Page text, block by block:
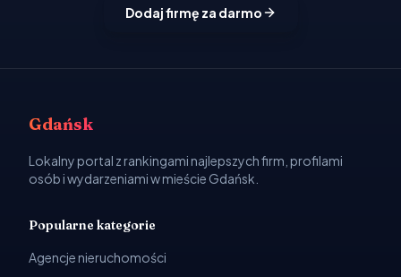
Dodaj firmę za darmo
Gdańsk
Lokalny portal z rankingami najlepszych firm, profilami
osób i wydarzeniami w mieście Gdańsk.
Popularne kategorie
Agencje nieruchomości